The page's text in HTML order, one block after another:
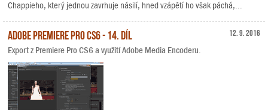
Chappieho, který jednou zavrhuje násilí, hned vzápětí ho však páchá,...
12. 9. 2016
Adobe Premiere Pro CS6 - 14. díl
Export z Premiere Pro CS6 a využití Adobe Media Encoderu.